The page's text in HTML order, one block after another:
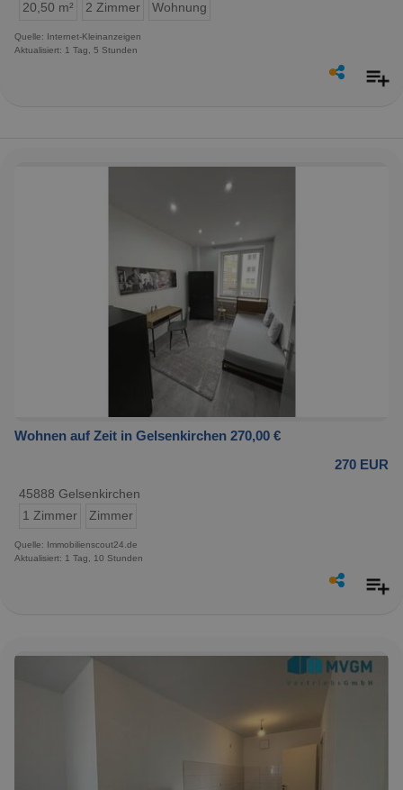
20,50 m²
2 Zimmer Wohnung
Quelle: Internet-Kleinanzeigen
Aktualisiert: 1 Tag, 5 Stunden
Wohnen auf Zeit in Gelsenkirchen 270,00 €
270 EUR
45888 Gelsenkirchen
1 Zimmer
Zimmer
Quelle: Immobilienscout24.de
Aktualisiert: 1 Tag, 10 Stunden